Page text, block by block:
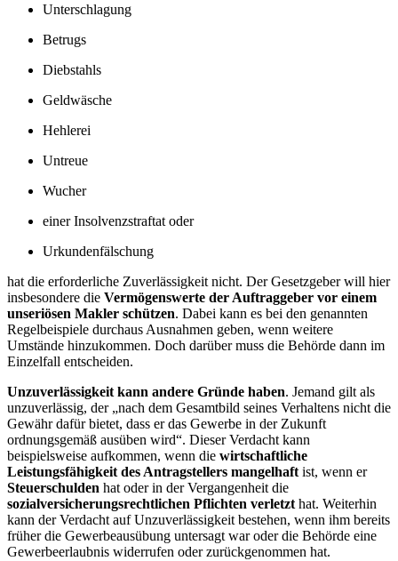
Unterschlagung
Betrugs
Diebstahls
Geldwäsche
Hehlerei
Untreue
Wucher
einer Insolvenzstraftat oder
Urkundenfälschung
hat die erforderliche Zuverlässigkeit nicht. Der Gesetzgeber will hier
insbesondere die Vermögenswerte der Auftraggeber vor einem
unseriösen Makler schützen. Dabei kann es bei den genannten
Regelbeispiele durchaus Ausnahmen geben, wenn weitere
Umstände hinzukommen. Doch darüber muss die Behörde dann im
Einzelfall entscheiden.
Unzuverlässigkeit kann andere Gründe haben. Jemand gilt als
unzuverlässig, der „nach dem Gesamtbild seines Verhaltens nicht die
Gewähr dafür bietet, dass er das Gewerbe in der Zukunft
ordnungsgemäß ausüben wird“. Dieser Verdacht kann
beispielsweise aufkommen, wenn die wirtschaftliche
Leistungsfähigkeit des Antragstellers mangelhaft ist, wenn er
Steuerschulden hat oder in der Vergangenheit die
sozialversicherungsrechtlichen Pflichten verletzt hat. Weiterhin
kann der Verdacht auf Unzuverlässigkeit bestehen, wenn ihm bereits
früher die Gewerbeausübung untersagt war oder die Behörde eine
Gewerbeerlaubnis widerrufen oder zurückgenommen hat.